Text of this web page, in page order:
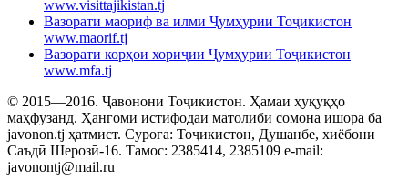
www.visittajikistan.tj
Вазорати маориф ва илми Ҷумҳурии Тоҷикистон
www.maorif.tj
Вазорати корҳои хориҷии Ҷумҳурии Тоҷикистон
www.mfa.tj
© 2015—2016. Ҷавонони Тоҷикистон. Ҳамаи ҳуқуқҳо
маҳфузанд. Ҳангоми истифодаи матолиби сомона ишора ба
javonon.tj ҳатмист. Суроға: Тоҷикистон, Душанбе, хиёбони
Саъдӣ Шерозӣ-16. Тамос: 2385414, 2385109 e-mail:
javonontj@mail.ru